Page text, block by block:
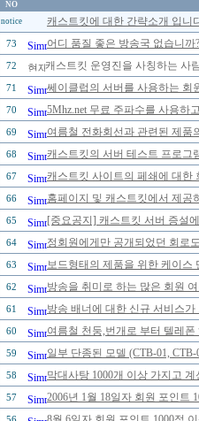
NO
notice
캐스트킷에 대한 간략소개 입니
73 어디 품질 좋은 방송국 없습니까?
72 캐스트킷 운영진을 사칭하는 사
71 쎄이클럽의 서버를 사용하는 회
70 5Mhz.net 무료 주파수를 사용하
69 여름철 전화회선과 관련된 제품
68 캐스트킷의 서버 테스트 프로그
67 캐스트킷 사이트의 페쇄에 대한
66 홈페이지 및 캐스트킷에서 제공
65 [중요공지] 캐스트킷 서버 증설
64 정회원에게만 공개되었던 회로
63 보드형태의 제품을 위한 케이스
62 방송을 취미로 하는 많은 회원
61 방송 배너에 대한 신규 서비스가
60 여름철 천둥,번개로 부터 텔레
59 일부 단종된 모델 (CTB-01,
58 막대사탕 1000개 이상 가지고
57 2006년 1월 18일자 회원 포인트